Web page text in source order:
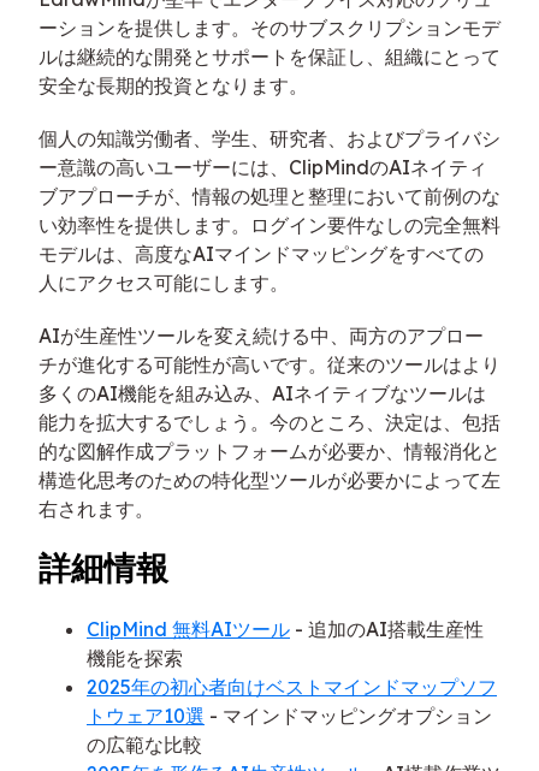
ーションを提供します。そのサブスクリプションモデ
ルは継続的な開発とサポートを保証し、組織にとって
安全な長期的投資となります。
個人の知識労働者、学生、研究者、およびプライバシ
ー意識の高いユーザーには、ClipMindのAIネイティ
ブアプローチが、情報の処理と整理において前例のな
い効率性を提供します。ログイン要件なしの完全無料
モデルは、高度なAIマインドマッピングをすべての
人にアクセス可能にします。
AIが生産性ツールを変え続ける中、両方のアプロー
チが進化する可能性が高いです。従来のツールはより
多くのAI機能を組み込み、AIネイティブなツールは
能力を拡大するでしょう。今のところ、決定は、包括
的な図解作成プラットフォームが必要か、情報消化と
構造化思考のための特化型ツールが必要かによって左
右されます。
詳細情報
ClipMind 無料AIツール - 追加のAI搭載生産性
機能を探索
2025年の初心者向けベストマインドマップソフ
トウェア10選 - マインドマッピングオプション
の広範な比較